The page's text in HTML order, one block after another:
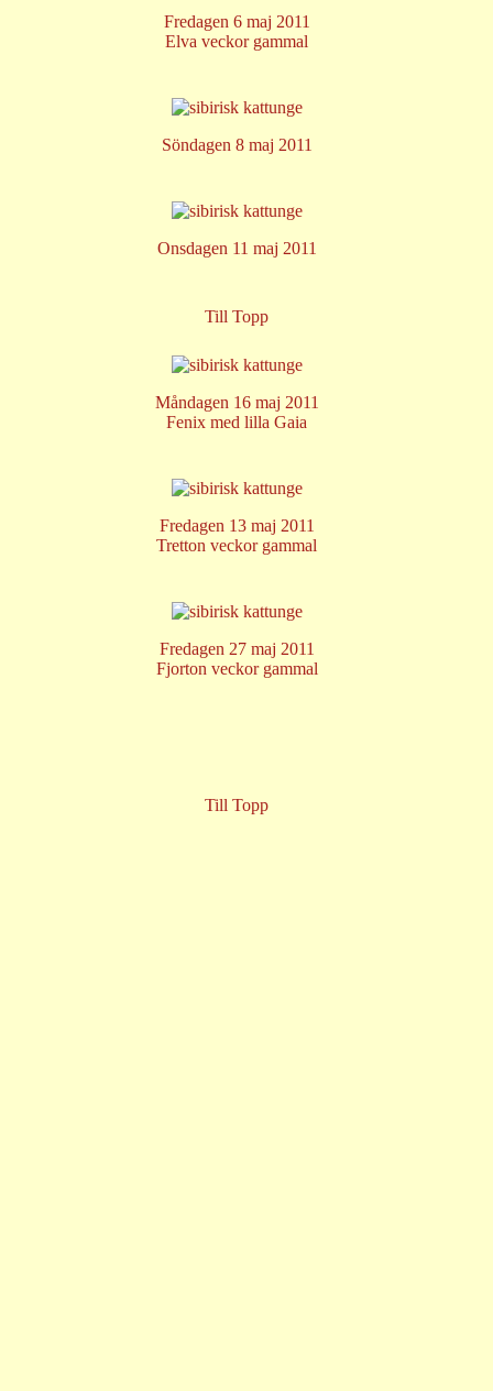
Fredagen 6 maj 2011
Elva veckor gammal
Söndagen 8 maj 2011
Onsdagen 11 maj 2011
Till Topp
Måndagen 16 maj 2011
Fenix med lilla Gaia
Fredagen 13 maj 2011
Tretton veckor gammal
Fredagen 27 maj 2011
Fjorton veckor gammal
Till Topp